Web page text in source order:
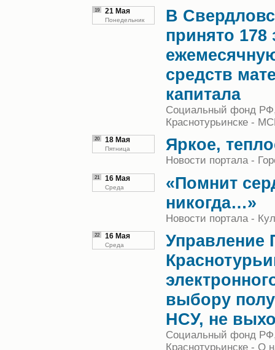
19 21 Мая
Понедельник
В
принято 178
средств
капитала
Социальный фонд
Краснотурьинске -
20 18 Мая
Пятница Яркое,
Новости портала -
21 16 Мая
Среда
«Помнит
никогда…»
Новости портала -
22 16 Мая
Среда
Управление
выбору
НСУ, не
Социальный фонд
Краснотурьинске - О